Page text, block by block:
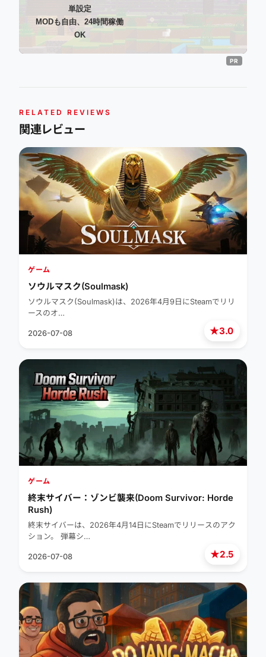
単設定
MODも自由、24時間稼働
OK
RELATED REVIEWS
関連レビュー
★3.0
ゲーム
ソウルマスク(Soulmask)
ソウルマスク(Soulmask)は、2026年4月9日にSteamでリリ
ースのオ…
2026-07-08
★2.5
ゲーム
終末サイバー：ゾンビ襲来(Doom Survivor: Horde
Rush)
終末サイバーは、2026年4月14日にSteamでリリースのアク
ション。 弾幕シ…
2026-07-08